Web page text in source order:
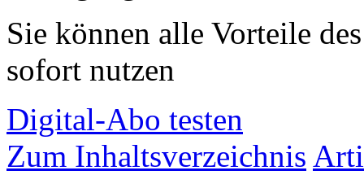
Sie können alle Vorteile
sofort nutzen
Digital-Abo testen
Zum Inhaltsverzeichnis